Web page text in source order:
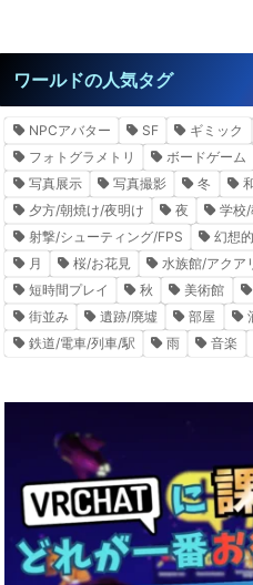
ワールドの人気タグ
NPCアバター SF ギミック
フォトグラメトリ
ボードゲーム
写真展示
写真撮影 冬
夕方/朝焼け/夜明け
夜 学校
射撃/シューティング/FPS
幻想的
月
桜/お花見 水族館/アクア
短時間プレイ
秋 美術館
街並み
遺跡/廃墟 部屋
鉄道/電車/列車/駅
雨 音楽